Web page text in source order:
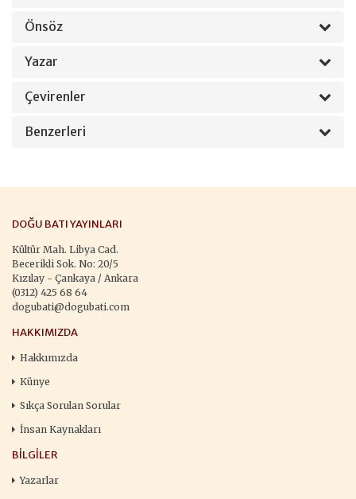
Önsöz
Yazar
Çevirenler
Benzerleri
DOĞU BATI YAYINLARI
Kültür Mah. Libya Cad.
Becerikli Sok. No: 20/5
Kızılay - Çankaya / Ankara
(0312) 425 68 64
dogubati@dogubati.com
HAKKIMIZDA
Hakkımızda
Künye
Sıkça Sorulan Sorular
İnsan Kaynakları
BILGILER
Yazarlar